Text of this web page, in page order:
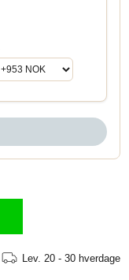
Lev. 20 - 30 hverdage